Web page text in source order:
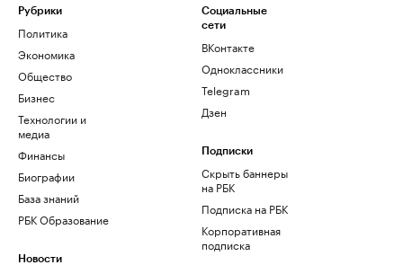
Рубрики
Политика
Экономика
Общество
Бизнес
Технологии и
медиа
Финансы
Биографии
База знаний
РБК Образование
Новости
Социальные
сети
ВКонтакте
Одноклассники
Telegram
Дзен
Подписки
Скрыть баннеры
на РБК
Подписка на РБК
Корпоративная
подписка